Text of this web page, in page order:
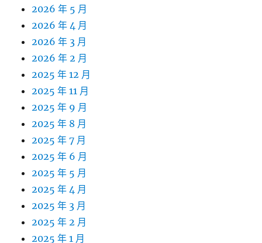
2026 年 5 月
2026 年 4 月
2026 年 3 月
2026 年 2 月
2025 年 12 月
2025 年 11 月
2025 年 9 月
2025 年 8 月
2025 年 7 月
2025 年 6 月
2025 年 5 月
2025 年 4 月
2025 年 3 月
2025 年 2 月
2025 年 1 月